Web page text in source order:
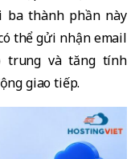
ba thành phần này
thể gửi nhận email
trung và tăng tính
giao tiếp.